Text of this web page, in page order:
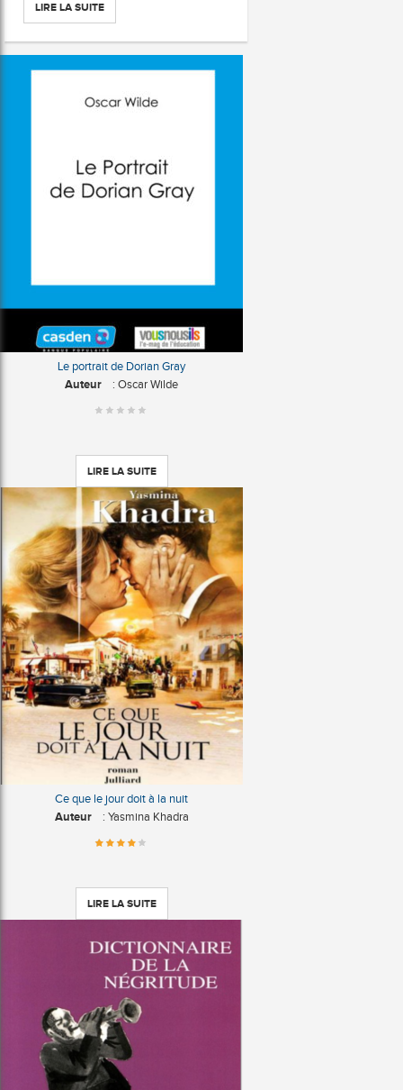
LIRE LA SUITE
Le portrait de Dorian Gray
Auteur : Oscar Wilde
LIRE LA SUITE
Ce que le jour doit à la nuit
Auteur: Yasmina Khadra
LIRE LA SUITE